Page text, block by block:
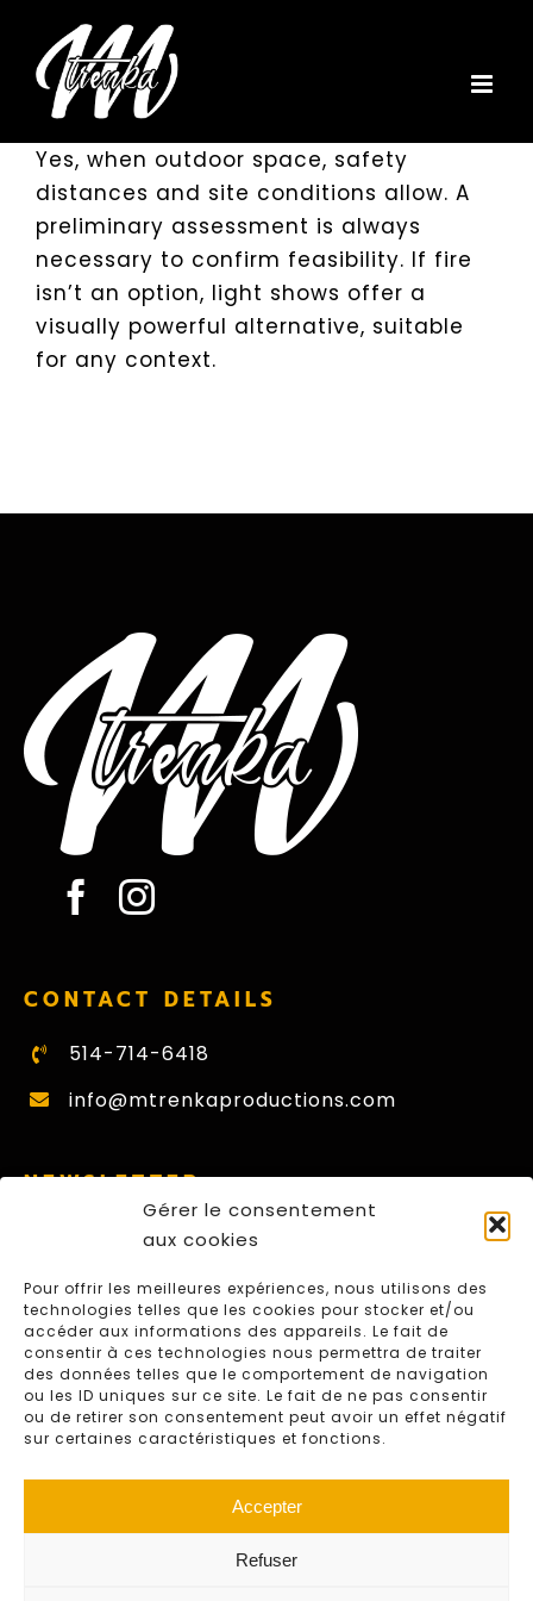
Gérer le consentement
aux cookies
Pour offrir les meilleures expériences, nous utilisons des
technologies telles que les cookies pour stocker et/ou
accéder aux informations des appareils. Le fait de
consentir à ces technologies nous permettra de traiter
des données telles que le comportement de navigation
ou les ID uniques sur ce site. Le fait de ne pas consentir
ou de retirer son consentement peut avoir un effet négatif
sur certaines caractéristiques et fonctions.
Accepter
Refuser
content
Yes, when outdoor space, safety
distances and site conditions allow. A
preliminary assessment is always
necessary to confirm feasibility. If fire
isn’t an option, light shows offer a
visually powerful alternative, suitable
for any context.
CONTACT DETAILS
514-714-6418
info@mtrenkaproductions.com
NEWSLETTER
E-
mail
CAPTCHA
S'ABONNER